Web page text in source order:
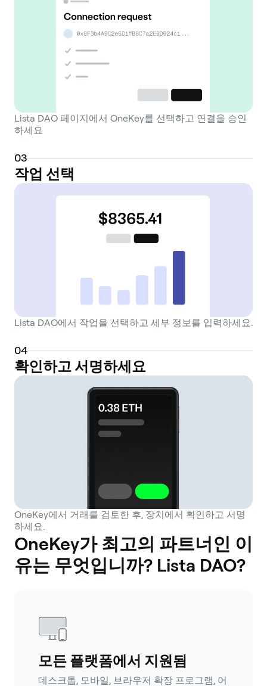
Lista DAO 페이지에서 OneKey를 선택하고 연결을 승인
하세요
03
작업 선택
Lista DAO에서 작업을 선택하고 세부 정보를 입력하세요.
04
확인하고 서명하세요
OneKey에서 거래를 검토한 후, 장치에서 확인하고 서명
하세요.
OneKey가 최고의 파트너인 이
유는 무엇입니까? Lista DAO?
모든 플랫폼에서 지원됨
데스크톱, 모바일, 브라우저 확장 프로그램, 어